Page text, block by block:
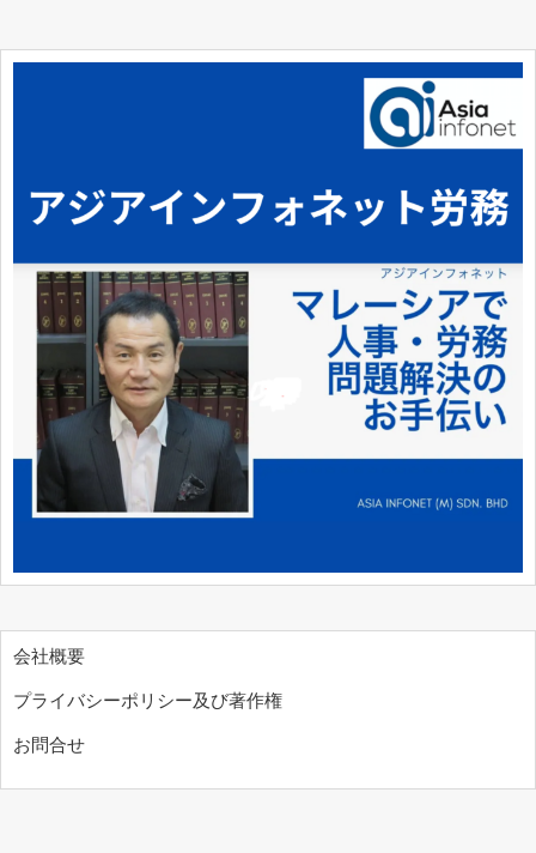
会社概要
プライバシーポリシー及び著作権
お問合せ